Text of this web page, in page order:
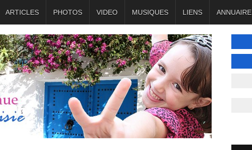
ARTICLES PHOTOS VIDEO MUSIQUES LIENS ANNUAIRE